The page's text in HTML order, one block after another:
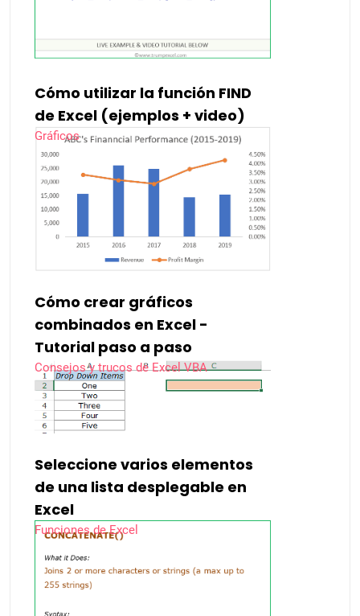
Cómo utilizar la función FIND
de Excel (ejemplos + video)
Gráficos
Cómo crear gráficos
combinados en Excel -
Tutorial paso a paso
Consejos y trucos de Excel VBA
Seleccione varios elementos
de una lista desplegable en
Excel
Funciones de Excel